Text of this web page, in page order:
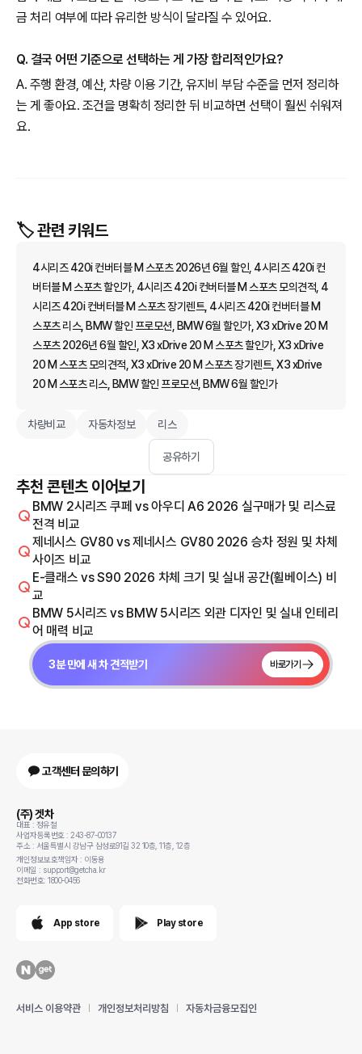
금 처리 여부에 따라 유리한 방식이 달라질 수 있어요.
Q. 결국 어떤 기준으로 선택하는 게 가장 합리적인가요?
A. 주행 환경, 예산, 차량 이용 기간, 유지비 부담 수준을 먼저 정리하
는 게 좋아요. 조건을 명확히 정리한 뒤 비교하면 선택이 훨씬 쉬워져
요.
🏷️ 관련 키워드
4시리즈 420i 컨버터블 M 스포츠 2026년 6월 할인, 4시리즈 420i 컨
버터블 M 스포츠 할인가, 4시리즈 420i 컨버터블 M 스포츠 모의견적, 4
시리즈 420i 컨버터블 M 스포츠 장기렌트, 4시리즈 420i 컨버터블 M
스포츠 리스, BMW 할인 프로모션, BMW 6월 할인가, X3 xDrive 20 M
스포츠 2026년 6월 할인, X3 xDrive 20 M 스포츠 할인가, X3 xDrive
20 M 스포츠 모의견적, X3 xDrive 20 M 스포츠 장기렌트, X3 xDrive
20 M 스포츠 리스, BMW 할인 프로모션, BMW 6월 할인가
차량비교 자동차정보 리스
공유하기
추천 콘텐츠 이어보기
BMW 2시리즈 쿠페 vs 아우디 A6 2026 실구매가 및 리스료
전격 비교
제네시스 GV80 vs 제네시스 GV80 2026 승차 정원 및 차체
사이즈 비교
E-클래스 vs S90 2026 차체 크기 및 실내 공간(휠베이스) 비
교
BMW 5시리즈 vs BMW 5시리즈 외관 디자인 및 실내 인테리
어 매력 비교
3분 만에 새 차 견적받기 바로가기
고객센터 문의하기
(주) 겟차
대표 : 정유철
사업자등록번호 : 243-87-00137
주소 : 서울특별시 강남구 삼성로91길 32 10층, 11층, 12층
개인정보보호책임자 : 이동용
이메일 : support@getcha.kr
전화번호: 1800-0456
App store Play store
서비스 이용약관 개인정보처리방침 자동차금융모집인